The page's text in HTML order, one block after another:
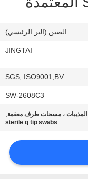
الصين (البر الرئيسي)
JINGTAI
SGS; ISO9001;BV
SW-2608C3
، مسحات طرف معقمة,
sterile q tip swabs